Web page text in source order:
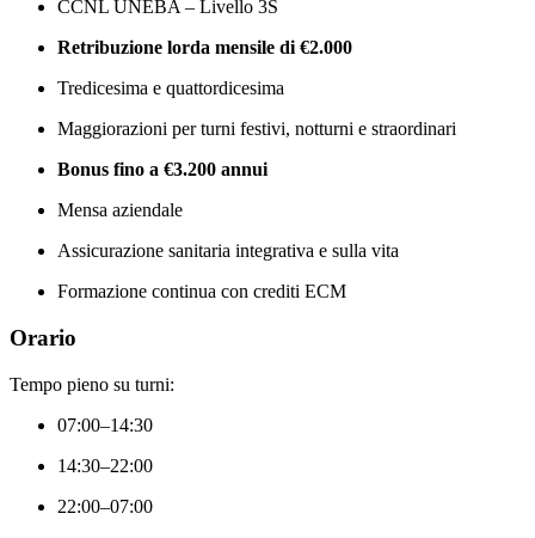
CCNL UNEBA – Livello 3S
Retribuzione lorda mensile di €2.000
Tredicesima e quattordicesima
Maggiorazioni per turni festivi, notturni e straordinari
Bonus fino a €3.200 annui
Mensa aziendale
Assicurazione sanitaria integrativa e sulla vita
Formazione continua con crediti ECM
Orario
Tempo pieno su turni:
07:00–14:30
14:30–22:00
22:00–07:00